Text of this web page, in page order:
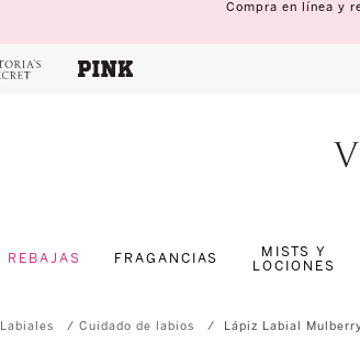
Compra en línea y
REBAJAS FRAGANCIAS
MISTS Y
LOCIONES
Labiales Cuidado de labios Lápiz Labial